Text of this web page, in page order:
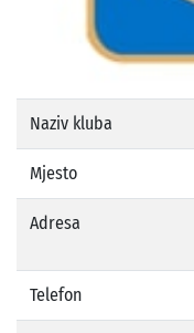
Naziv kluba
Mjesto
Adresa
Telefon